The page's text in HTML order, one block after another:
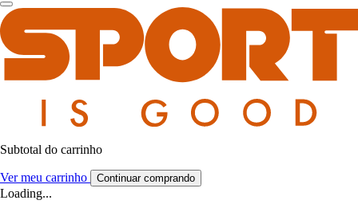
Subtotal do carrinho
Ver meu carrinho Continuar comprando
Loading...